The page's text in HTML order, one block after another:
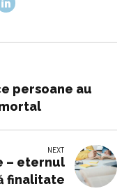
persoane au
NEXT
– eternul
finalitate